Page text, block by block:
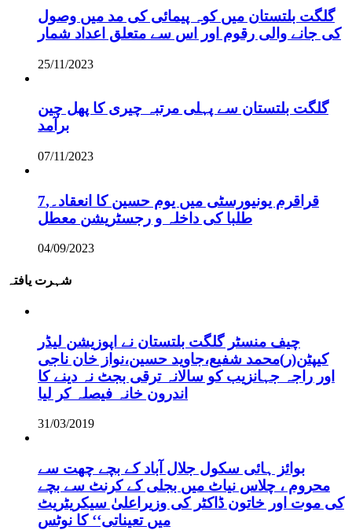
گلگت بلتستان میں کوہ پیمائی کی مد میں وصول
کی جانے والی رقوم اور اس سے متعلق اعداد شمار
25/11/2023
گلگت بلتستان سے پہلی مرتبہ چیری کا پھل چین
برآمد
07/11/2023
قراقرم یونیورسٹی میں یوم حسین کا انعقاد۔,7
طلبا کی داخلہ و رجسٹریشن معطل
04/09/2023
شہرت یافتہ
چیف منسٹر گلگت بلتستان نے اپوزیشن لیڈر
کیپٹن(ر)محمد شفیع،جاوید حسین،نواز خان ناجی
اور راجہ جہانزیب کو سالانہ ترقی بجٹ نہ دینے کا
اندرون خانہ فیصلہ کر لیا
31/03/2019
بوائز ہائی سکول جلال آباد کے بچے چھت سے
محروم ، چلاس نیاٹ میں بجلی کے کرنٹ سے بچے
کی موت اور خاتون ڈاکٹر کی وزیراعلیٰ سیکریٹریٹ
میں تعیناتی‘‘ کا نوٹس